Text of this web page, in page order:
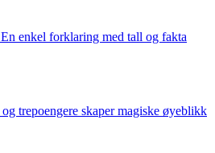
enkel forklaring med tall og fakta
trepoengere skaper magiske øyeblikk